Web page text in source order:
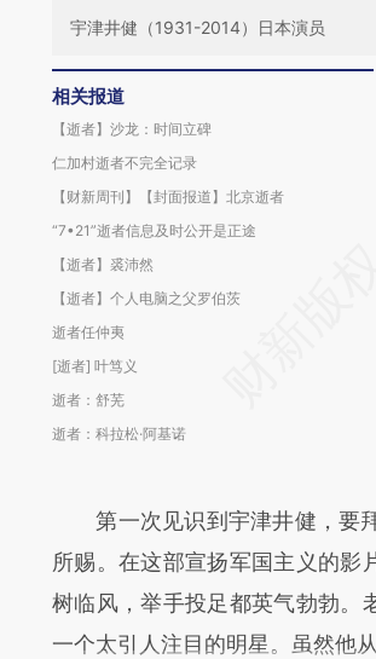
宇津井健（1931-2014）日本演员
相关报道
【逝者】沙龙：时间立碑
仁加村逝者不完全记录
【财新周刊】【封面报道】北京逝者
“7•21”逝者信息及时公开是正途
【逝者】裘沛然
【逝者】个人电脑之父罗伯茨
逝者任仲夷
[逝者] 叶笃义
逝者：舒芜
逝者：科拉松·阿基诺
第一次见识到宇津井健，要拜
所赐。在这部宣扬军国主义的影
树临风，举手投足都英气勃勃。
一个太引人注目的明星。虽然他